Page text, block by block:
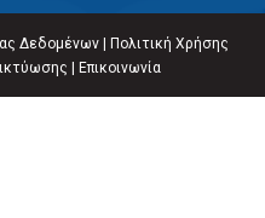
Δεδομένων|
Πολιτική Χρήσης
Επικοινωνία